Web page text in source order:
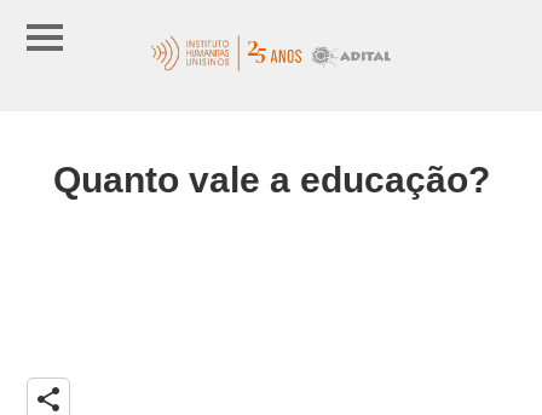
Quanto vale a educação?
share